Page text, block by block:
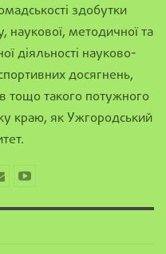
здобутки
наукової, методичної та
діяльності науково-
досягнень,
тощо такого потужного
краю, як Ужгородський